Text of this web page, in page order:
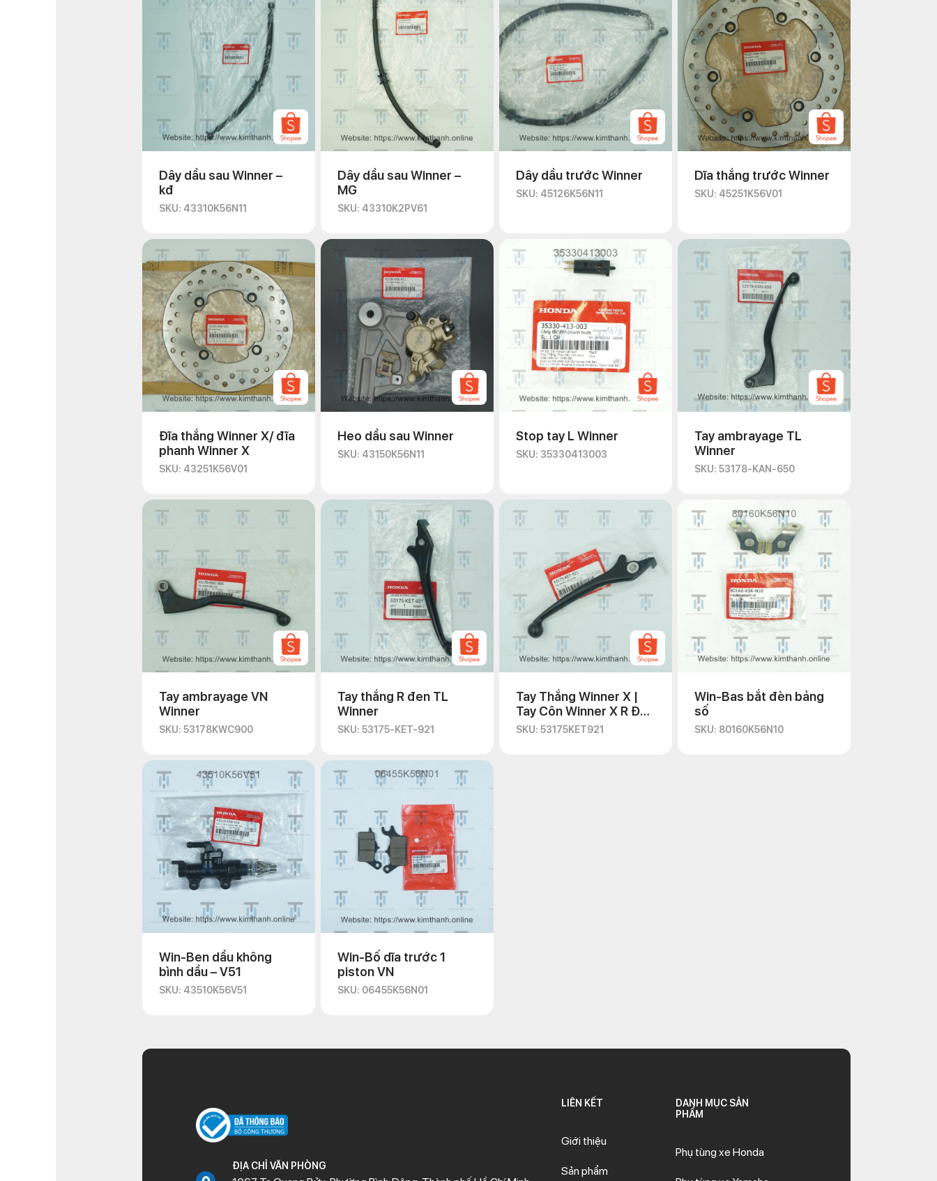
Dây dầu sau Winner –
kđ
SKU: 43310K56N11
Dây dầu sau Winner –
MG
SKU: 43310K2PV61
Dây dầu trước Winner
SKU: 45126K56N11
Dĩa thắng trước Winner
SKU: 45251K56V01
Đĩa thắng Winner X/ đĩa
phanh Winner X
SKU: 43251K56V01
Heo dầu sau Winner
SKU: 43150K56N11
Stop tay L Winner
SKU: 35330413003
Tay ambrayage TL
Winner
SKU: 53178-KAN-650
Tay ambrayage VN
Winner
SKU: 53178KWC900
Tay thắng R đen TL
Winner
SKU: 53175-KET-921
Tay Thắng Winner X |
Tay Côn Winner X R Đen
VN
SKU: 53175KET921
Win-Bas bắt đèn bảng
số
SKU: 80160K56N10
Win-Ben dầu không
bình dầu – V51
SKU: 43510K56V51
Win-Bố dĩa trước 1
piston VN
SKU: 06455K56N01
ĐỊA CHỈ VĂN PHÒNG
LIÊN KẾT
Giới thiệu
Sản phẩm
DANH MỤC SẢN
PHẨM
Phụ tùng xe Honda